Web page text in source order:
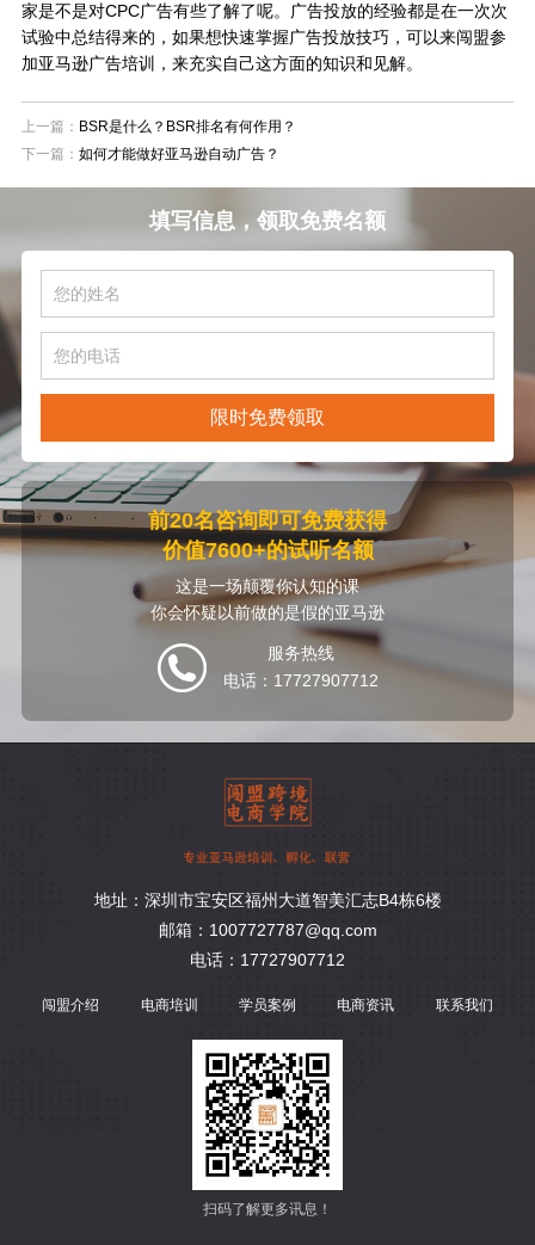
家是不是对CPC广告有些了解了呢。广告投放的经验都是在一次次
试验中总结得来的，如果想快速掌握广告投放技巧，可以来闯盟参
加亚马逊广告培训，来充实自己这方面的知识和见解。
上一篇： BSR是什么？BSR排名有何作用？
下一篇： 如何才能做好亚马逊自动广告？
填写信息，领取免费名额
限时免费领取
前20名咨询即可免费获得
价值7600+的试听名额
这是一场颠覆你认知的课
你会怀疑以前做的是假的亚马逊
服务热线
电话：17727907712
地址：深圳市宝安区福州大道智美汇志B4栋6楼
邮箱：1007727787@qq.com
电话：17727907712
闯盟介绍 电商培训 学员案例 电商资讯 联系我们
扫码了解更多讯息！